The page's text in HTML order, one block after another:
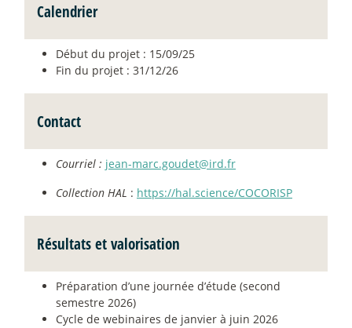
Calendrier
Début du projet : 15/09/25
Fin du projet : 31/12/26
Contact
Courriel : jean-marc.goudet@ird.fr
Collection HAL : https://hal.science/COCORISP
Résultats et valorisation
Préparation d’une journée d’étude (second
semestre 2026)
Cycle de webinaires de janvier à juin 2026